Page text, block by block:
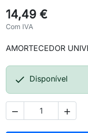
14,49 €
Com IVA
AMORTECEDOR
 Disponível
 